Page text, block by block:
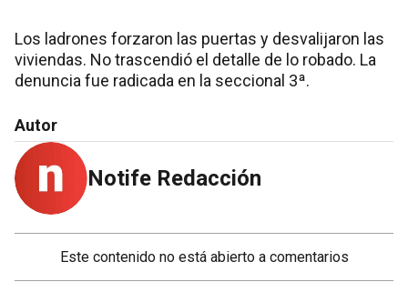
Los ladrones forzaron las puertas y desvalijaron las
viviendas. No trascendió el detalle de lo robado. La
denuncia fue radicada en la seccional 3ª.
Autor
Notife Redacción
Este contenido no está abierto a comentarios